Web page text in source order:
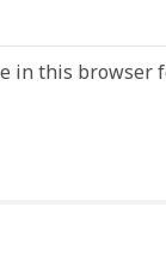
in this browser